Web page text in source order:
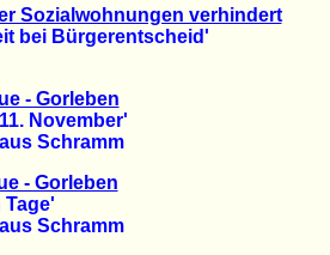
Sozialwohnungen verhindert
- Gorleben
Schramm
- Gorleben
Schramm